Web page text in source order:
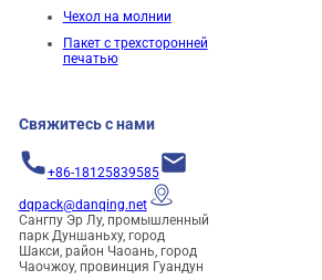
Чехол на молнии
Пакет с трехсторонней
печатью
Свяжитесь с нами
+86-18125839585
dqpack@danqing.net
Сангпу Эр Лу, промышленный
парк Дуншаньху, город
Шакси, район Чаоань, город
Чаочжоу, провинция Гуандун